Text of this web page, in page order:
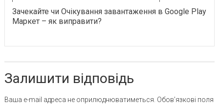
Зачекайте чи Очікування завантаження в Google Play
Маркет – як виправити?
Залишити відповідь
Ваша e-mail адреса не оприлюднюватиметься. Обов’язкові поля